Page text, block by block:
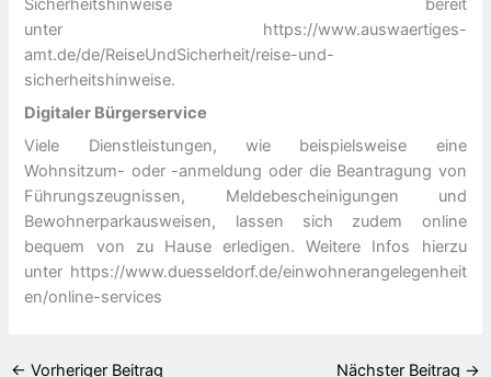
Sicherheitshinweise bereit
unter https://www.auswaertiges-
amt.de/de/ReiseUndSicherheit/reise-und-
sicherheitshinweise.
Digitaler Bürgerservice
Viele Dienstleistungen, wie beispielsweise eine
Wohnsitzum- oder -anmeldung oder die Beantragung von
Führungszeugnissen, Meldebescheinigungen und
Bewohnerparkausweisen, lassen sich zudem online
bequem von zu Hause erledigen. Weitere Infos hierzu
unter https://www.duesseldorf.de/einwohnerangelegenheit
en/online-services
← Vorheriger Beitrag Nächster Beitrag →